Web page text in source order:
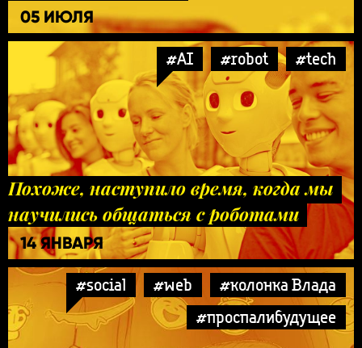
05 ИЮЛЯ
#AI #robot #tech
Похоже, наступило время, когда мы
научились общаться с роботами
14 ЯНВАРЯ
#social #web
#колонка Влада
#проспалибудущее